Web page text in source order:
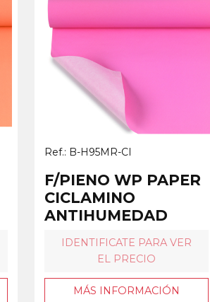
Ref.: B-H95MR-CI
F/PIENO WP PAPER
CICLAMINO
ANTIHUMEDAD
IDENTIFICATE PARA VER
EL PRECIO
MÁS INFORMACIÓN